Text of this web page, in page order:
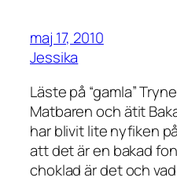
maj 17, 2010
Jessika
Läste på “gamla”
Matbaren och ätit
har blivit lite nyfiken
att det är en bakad
choklad är det och